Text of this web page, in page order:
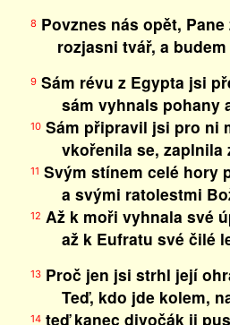
8 Povznes nás opět,
rozjasni tvář, a budem
9Sám révu z Egypta jsi
sám vyhnals pohany
10Sám připravil jsi pro ni
vkořenila se, zaplnila
11 Svým stínem celé hory
a svými ratolestmi
12 Až k moři vyhnala své
až k Eufratu své čilé
13Proč jen jsi strhl její
Teď, kdo jde kolem,
14teď kanec divočák ji